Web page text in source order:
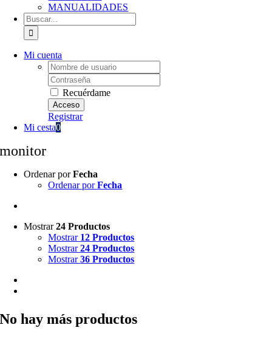
MANUALIDADES
Buscar:
Mi cuenta
Username:
Password:
Recuérdame
Registrar
Mi cesta0
monitor
Ordenar porFecha
Ordenar porFecha
Mostrar24 Productos
Mostrar 12 Productos
Mostrar24 Productos
Mostrar36 Productos
No hay más productos